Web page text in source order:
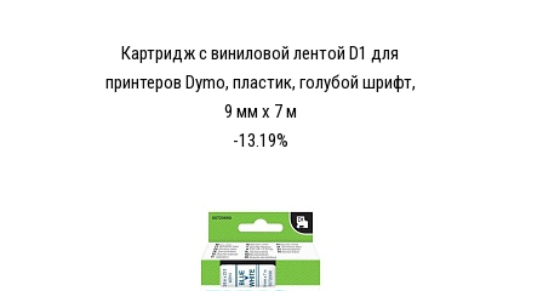
Картридж с виниловой лентой D1 для
принтеров Dymo, пластик, голубой шрифт,
9 мм х 7 м
-13.19%